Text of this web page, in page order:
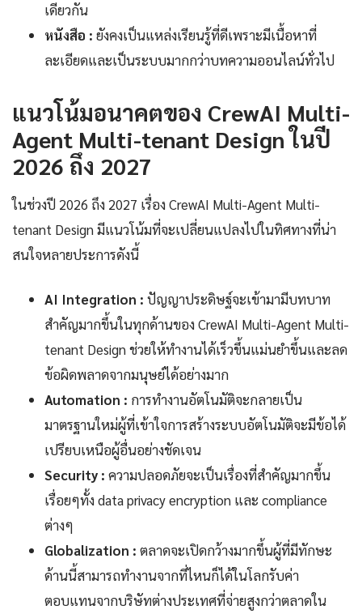
เดียวกัน
หนังสือ : ยังคงเป็นแหล่งเรียนรู้ที่ดีเพราะมีเนื้อหาที่
ละเอียดและเป็นระบบมากกว่าบทความออนไลน์ทั่วไป
แนวโน้มอนาคตของ CrewAI Multi-
Agent Multi-tenant Design ในปี
2026 ถึง 2027
ในช่วงปี 2026 ถึง 2027 เรื่อง CrewAI Multi-Agent Multi-
tenant Design มีแนวโน้มที่จะเปลี่ยนแปลงไปในทิศทางที่น่า
สนใจหลายประการดังนี้
AI Integration : ปัญญาประดิษฐ์จะเข้ามามีบทบาท
สำคัญมากขึ้นในทุกด้านของ CrewAI Multi-Agent Multi-
tenant Design ช่วยให้ทำงานได้เร็วขึ้นแม่นยำขึ้นและลด
ข้อผิดพลาดจากมนุษย์ได้อย่างมาก
Automation : การทำงานอัตโนมัติจะกลายเป็น
มาตรฐานใหม่ผู้ที่เข้าใจการสร้างระบบอัตโนมัติจะมีข้อได้
เปรียบเหนือผู้อื่นอย่างชัดเจน
Security : ความปลอดภัยจะเป็นเรื่องที่สำคัญมากขึ้น
เรื่อยๆทั้ง data privacy encryption และ compliance
ต่างๆ
Globalization : ตลาดจะเปิดกว้างมากขึ้นผู้ที่มีทักษะ
ด้านนี้สามารถทำงานจากที่ไหนก็ได้ในโลกรับค่า
ตอบแทนจากบริษัทต่างประเทศที่จ่ายสูงกว่าตลาดใน